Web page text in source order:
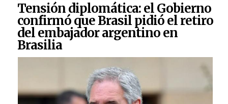
Tensión diplomática: el Gobierno
confirmó que Brasil pidió el retiro
del embajador argentino en
Brasilia